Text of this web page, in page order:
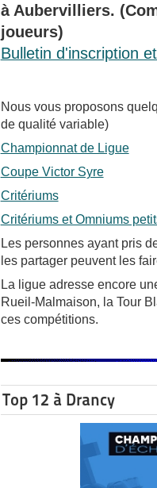
à Aubervilliers.
joueurs)
Bulletin d'inscription
Nous vous proposons
de qualité variable)
Championnat de Ligue
Coupe Victor Syre
Critériums
Critériums et Omniums
Les personnes ayant pris
les partager peuvent les
La ligue adresse encore
Rueil-Malmaison, la Tour
ces compétitions.
Top 12 à Drancy